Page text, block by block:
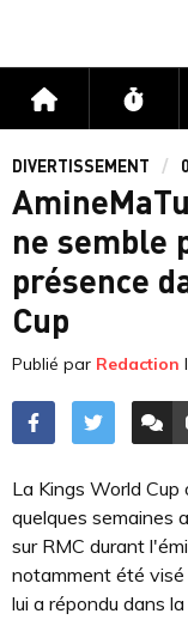
Accueil Flux
DIVERTISSEMENT 0
ne semble
présence
Cup
Publié par Redaction
La Kings World Cup
quelques semaines
sur RMC durant
notamment été
lui a répondu dans